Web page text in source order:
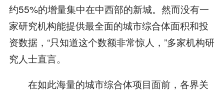
约55%的增量集中在中西部的新城。然而没有一
家研究机构能提供最全面的城市综合体面积和投
资数据，“只知道这个数额非常惊人，”多家机构研
究人士直言。
在如此海量的城市综合体项目面前，各界关